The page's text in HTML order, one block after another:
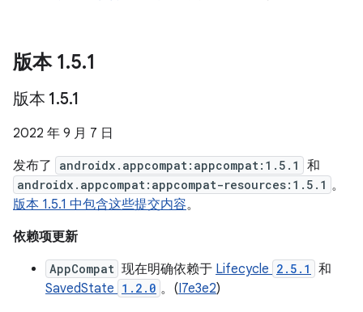
版本 1.5.1
版本 1.5.1
2022 年 9 月 7 日
发布了
androidx.appcompat:appcompat:1.5.1 和
androidx.appcompat:appcompat-resources:1.5.1 。
版本 1.5.1 中包含这些提交内容。
依赖项更新
AppCompat 现在明确依赖于 Lifecycle 2.5.1
和
SavedState 1.2.0 。(I7e3e2)